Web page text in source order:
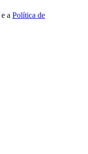
e a Política de